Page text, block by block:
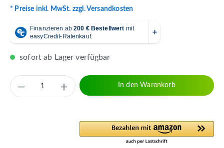
* Preise inkl. MwSt. zzgl. Versandkosten
sofort ab Lager verfügbar
Produkt Anzahl: Gib den gewünschten
In den Warenkorb